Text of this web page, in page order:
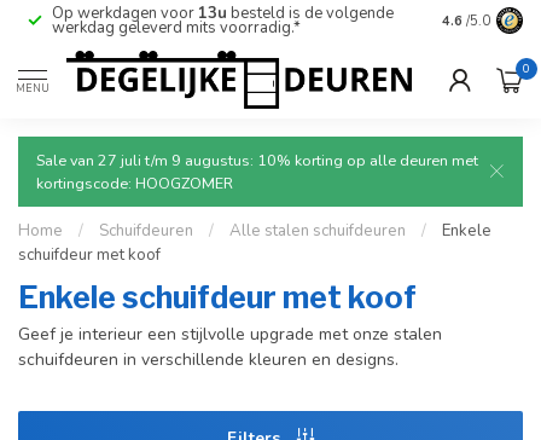
Op werkdagen voor 13u besteld is de volgende
werkdag geleverd mits voorradig.*
Ruim aanbod
deuren.
4.6 /5.0
MENU
0
Sale van 27 juli t/m 9 augustus: 10% korting op alle deuren met
kortingscode: HOOGZOMER
Home / Schuifdeuren / Alle stalen schuifdeuren /
Enkele
schuifdeur met koof
Enkele schuifdeur met koof
Geef je interieur een stijlvolle upgrade met onze stalen
schuifdeuren in verschillende kleuren en designs.